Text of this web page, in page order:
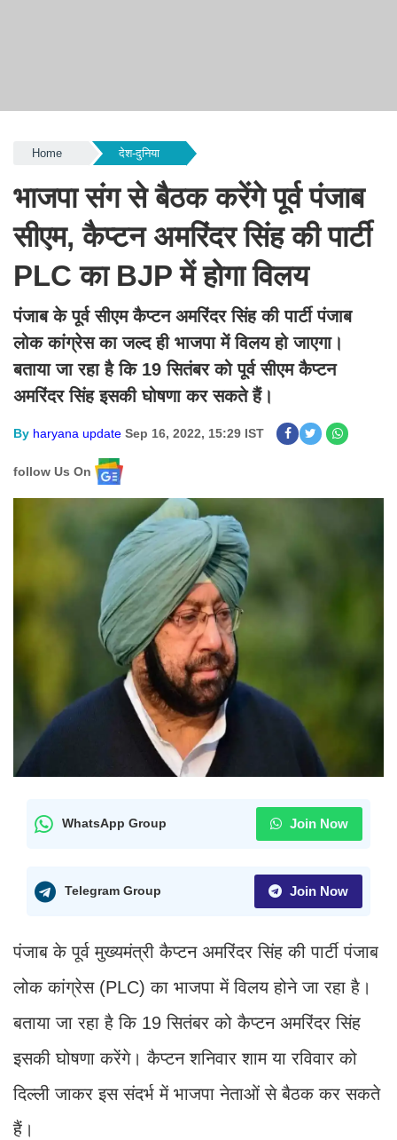
Home देश-दुनिया
भाजपा संग से बैठक करेंगे पूर्व पंजाब
सीएम, कैप्टन अमरिंदर सिंह की पार्टी
PLC का BJP में होगा विलय
पंजाब के पूर्व सीएम कैप्टन अमरिंदर सिंह की पार्टी पंजाब
लोक कांग्रेस का जल्द ही भाजपा में विलय हो जाएगा।
बताया जा रहा है कि 19 सितंबर को पूर्व सीएम कैप्टन
अमरिंदर सिंह इसकी घोषणा कर सकते हैं।
By haryana update Sep 16, 2022, 15:29 IST
follow Us On
WhatsApp Group Join Now
Telegram Group Join Now
पंजाब के पूर्व मुख्यमंत्री कैप्टन अमरिंदर सिंह की पार्टी पंजाब
लोक कांग्रेस (PLC) का भाजपा में विलय होने जा रहा है।
बताया जा रहा है कि 19 सितंबर को कैप्टन अमरिंदर सिंह
इसकी घोषणा करेंगे। कैप्टन शनिवार शाम या रविवार को
दिल्ली जाकर इस संदर्भ में भाजपा नेताओं से बैठक कर सकते
हैं।